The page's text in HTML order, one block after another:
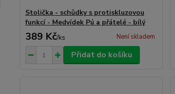
Stolička - schůdky s protiskluzovou
funkcí - Medvídek Pú a přátelé - bílý
389 Kč/ks Není skladem
Přidat do košíku